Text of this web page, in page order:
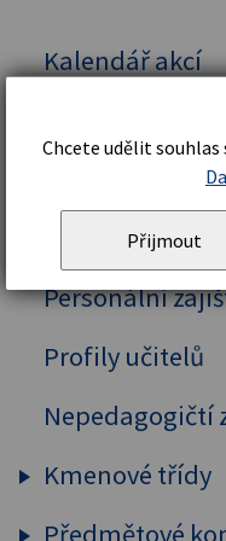
Kalendář akcí
Organizační
Školní řád
Personální
Profily učitelů
Nepedagogičtí
Kmenové třídy
Prima
Chcete udělit souhlas
Přijmout